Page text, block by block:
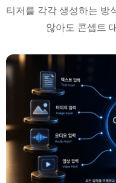
티저를 각각 생성하는 방
않아도 콘셉트